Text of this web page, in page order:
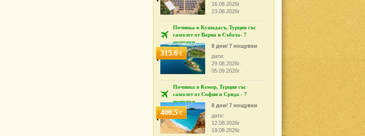
16.08.2026г.
23.08.2026г.
Почивка в Кушадасъ, Турция със
самолет от Варна в Събота- 7
нощувки
315.6€
8 дни/ 7 нощувки
дати:
29.08.2026г.
05.09.2026г.
Почивка в Кемер, Турция със
самолет от София в Сряда - 7
нощувки
400.5€
8 дни/ 7 нощувки
дати:
12.08.2026г.
19.08.2026г.